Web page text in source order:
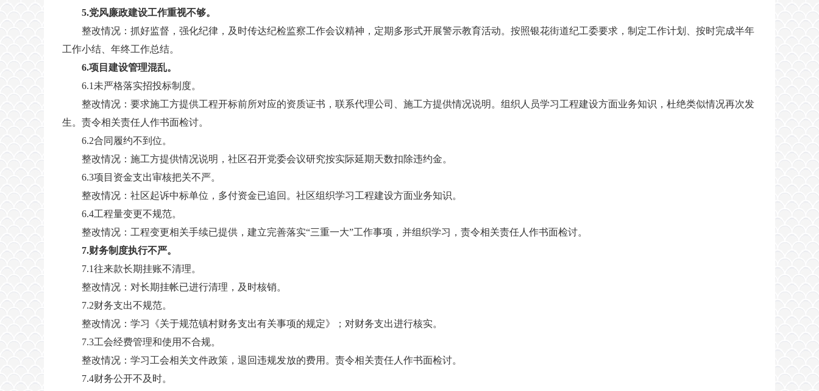
5.党风廉政建设工作重视不够。
整改情况：抓好监督，强化纪律，及时传达纪检监察工作会议精神，定期多形式开展警示教育活动。按照银花街道纪工委要求，制定工作计划、按时完成半年
工作小结、年终工作总结。
6.项目建设管理混乱。
6.1未严格落实招投标制度。
整改情况：要求施工方提供工程开标前所对应的资质证书，联系代理公司、施工方提供情况说明。组织人员学习工程建设方面业务知识，杜绝类似情况再次发
生。责令相关责任人作书面检讨。
6.2合同履约不到位。
整改情况：施工方提供情况说明，社区召开党委会议研究按实际延期天数扣除违约金。
6.3项目资金支出审核把关不严。
整改情况：社区起诉中标单位，多付资金已追回。社区组织学习工程建设方面业务知识。
6.4工程量变更不规范。
整改情况：工程变更相关手续已提供，建立完善落实“三重一大”工作事项，并组织学习，责令相关责任人作书面检讨。
7.财务制度执行不严。
7.1往来款长期挂账不清理。
整改情况：对长期挂帐已进行清理，及时核销。
7.2财务支出不规范。
整改情况：学习《关于规范镇村财务支出有关事项的规定》；对财务支出进行核实。
7.3工会经费管理和使用不合规。
整改情况：学习工会相关文件政策，退回违规发放的费用。责令相关责任人作书面检讨。
7.4财务公开不及时。